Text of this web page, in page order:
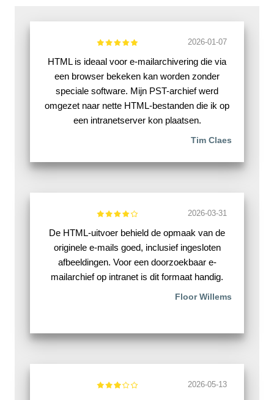
2026-01-07
HTML is ideaal voor e-mailarchivering die via
een browser bekeken kan worden zonder
speciale software. Mijn PST-archief werd
omgezet naar nette HTML-bestanden die ik op
een intranetserver kon plaatsen.
Tim Claes
2026-03-31
De HTML-uitvoer behield de opmaak van de
originele e-mails goed, inclusief ingesloten
afbeeldingen. Voor een doorzoekbaar e-
mailarchief op intranet is dit formaat handig.
Floor Willems
2026-05-13